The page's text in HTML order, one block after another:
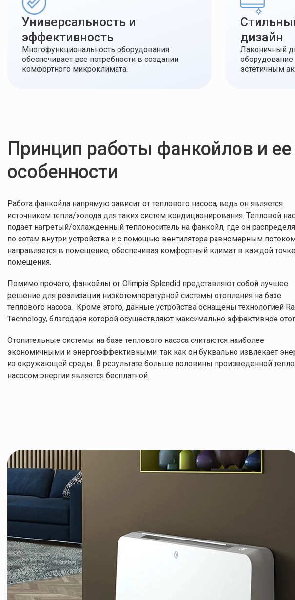
Универсальность и
эффективность
Многофункциональность оборудования
обеспечивает все потребности в создании
комфортного микроклимата.
дизайн
Лаконичный
оборудование
эстетичным
Принцип работы фанкойлов и ее
особенности
Работа фанкойла напрямую зависит от теплового насоса, ведь он является
источником тепла/холода для таких систем кондиционирования. Тепловой
подает нагретый/охлажденный теплоноситель на фанкойл, где он
по сотам внутри устройства и с помощью вентилятора равномерным
направляется в помещение, обеспечивая комфортный климат в каждой точке
помещения.
Помимо прочего, фанкойлы от Olimpia Splendid представляют собой лучшее
решение для реализации низкотемпературной системы отопления на базе
теплового насоса. Кроме этого, данные устройства оснащены технологией
Technology, благодаря которой осуществляют максимально эффективное
Отопительные системы на базе теплового насоса считаются наиболее
экономичными и энергоэффективными, так как он буквально извлекает
из окружающей среды. В результате больше половины произведенной
насосом энергии является бесплатной.
Сравнение
Товар SLR AIR 200 DC TR SLR AIR
Страна-производитель Италия Италия
12 месяцев 12
Вес
Максимальный расход
воздуха
160 м³/час
Размеры
Напряжение
Мы